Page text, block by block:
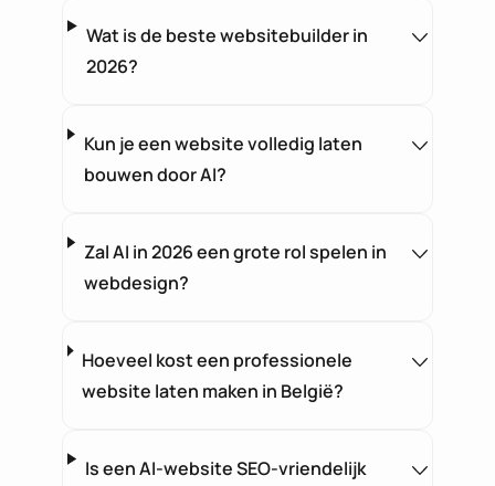
Wat is de beste websitebuilder in
2026?
Kun je een website volledig laten
bouwen door AI?
Zal AI in 2026 een grote rol spelen in
webdesign?
Hoeveel kost een professionele
website laten maken in België?
Is een AI-website SEO-vriendelijk